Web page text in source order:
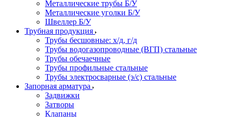
Металлические трубы Б/У
Металлические уголки Б/У
Швеллер Б/У
Трубная продукция
Трубы бесшовные: х/д, г/д
Трубы водогазопроводные (ВГП) стальные
Трубы обечаечные
Трубы профильные стальные
Трубы электросварные (э/с) стальные
Запорная арматура
Задвижки
Затворы
Клапаны